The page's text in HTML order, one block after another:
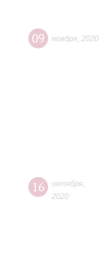
09 ноября 2020
16 октября
2020